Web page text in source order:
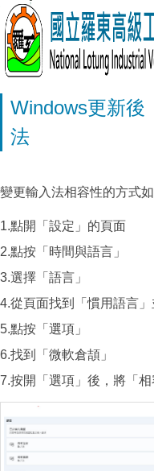
Windows更新後
法
變更輸入法相容性的方式如
1.點開「設定」的頁面
2.點按「時間與語言」
3.選擇「語言」
4.從頁面找到「慣用語言
5.點按「選項」
6.找到「微軟倉頡」
7.按開「選項」後，將「